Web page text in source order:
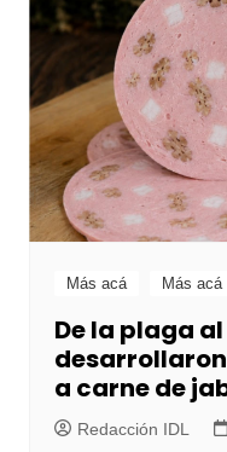
Más acá Más acá
De la plaga
a carne de
Redacción IDL